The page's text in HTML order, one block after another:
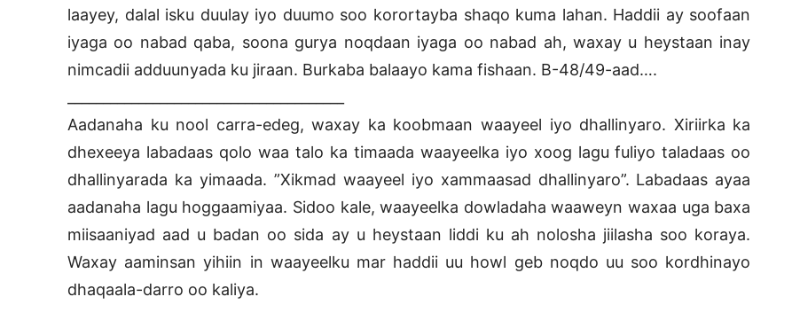
laayey, dalal isku duulay iyo duumo soo korortayba shaqo kuma lahan. Haddii ay soofaan
iyaga oo nabad qaba, soona gurya noqdaan iyaga oo nabad ah, waxay u heystaan inay
nimcadii adduunyada ku jiraan. Burkaba balaayo kama fishaan. B-48/49-aad….
Aadanaha ku nool carra-edeg, waxay ka koobmaan waayeel iyo dhallinyaro. Xiriirka ka
dhexeeya labadaas qolo waa talo ka timaada waayeelka iyo xoog lagu fuliyo taladaas oo
dhallinyarada ka yimaada. ”Xikmad waayeel iyo xammaasad dhallinyaro”. Labadaas ayaa
aadanaha lagu hoggaamiyaa. Sidoo kale, waayeelka dowladaha waaweyn waxaa uga baxa
miisaaniyad aad u badan oo sida ay u heystaan liddi ku ah nolosha jiilasha soo koraya.
Waxay aaminsan yihiin in waayeelku mar haddii uu howl geb noqdo uu soo kordhinayo
dhaqaala-darro oo kaliya.